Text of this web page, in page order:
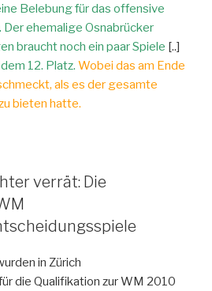
Belebung für das offensive
ehemalige Osnabrücker
braucht noch ein paar Spiele [..]
12. Platz. Wobei das am Ende
als es der gesamte
bieten hatte.
verrät: Die
in Zürich
die Qualifikation zur WM 2010